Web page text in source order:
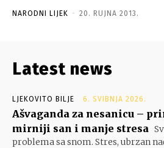
NARODNI LIJEK - 20. RUJNA 2013.
Latest news
LJEKOVITO BILJE 6. SVIBNJA 2026.
Ašvaganda za nesanicu –
mirniji san i manje stresa
problema sa snom. Stres, ubrzan